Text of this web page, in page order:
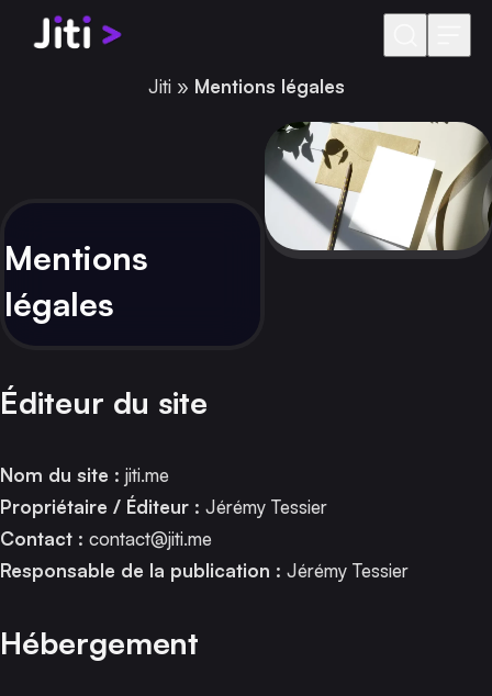
Aller au contenu
Jiti» Mentions légales
Mentions
légales
Éditeur du site
Nom du site : jiti.me
Propriétaire / Éditeur : Jérémy Tessier
Contact : contact@jiti.me
Responsable de la publication : Jérémy Tessier
Hébergement